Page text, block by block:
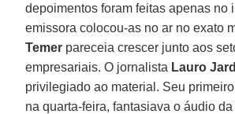
depoimentos foram feitas apenas no
emissora colocou-as no ar no exato
Temer pareceia crescer junto aos
empresariais. O jornalista Lauro
privilegiado ao material. Seu
na quarta-feira, fantasiava o áudio